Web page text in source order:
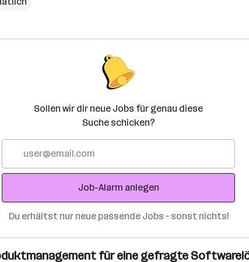
Sollen wir dir neue Jobs für genau diese
Suche schicken?
Adresse
Job-Alarm anlegen
Du erhältst nur neue passende Jobs – sonst nichts!
für eine gefragte